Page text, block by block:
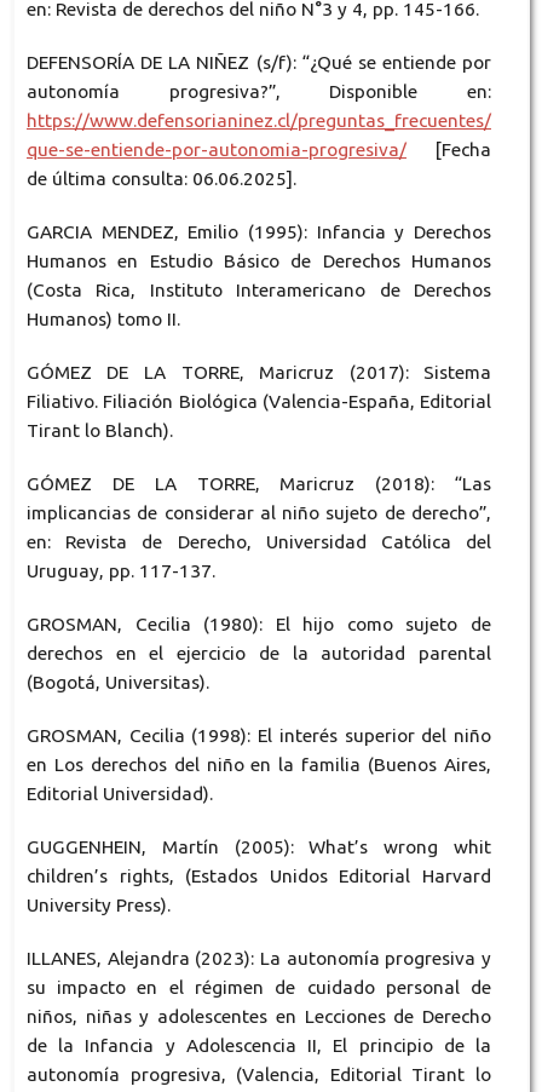
en: Revista de derechos del niño N°3 y 4, pp. 145-166.
DEFENSORÍA DE LA NIÑEZ (s/f): “¿Qué se entiende por
autonomía progresiva?”, Disponible en:
https://www.defensorianinez.cl/preguntas_frecuentes/
que-se-entiende-por-autonomia-progresiva/[Fecha
de última consulta: 06.06.2025].
GARCIA MENDEZ, Emilio (1995): Infancia y Derechos
Humanos en Estudio Básico de Derechos Humanos
(Costa Rica, Instituto Interamericano de Derechos
Humanos) tomo II.
GÓMEZ DE LA TORRE, Maricruz (2017): Sistema
Filiativo. Filiación Biológica (Valencia-España, Editorial
Tirant lo Blanch).
GÓMEZ DE LA TORRE, Maricruz (2018): “Las
implicancias de considerar al niño sujeto de derecho”,
en: Revista de Derecho, Universidad Católica del
Uruguay, pp. 117-137.
GROSMAN, Cecilia (1980): El hijo como sujeto de
derechos en el ejercicio de la autoridad parental
(Bogotá, Universitas).
GROSMAN, Cecilia (1998): El interés superior del niño
en Los derechos del niño en la familia (Buenos Aires,
Editorial Universidad).
GUGGENHEIN, Martín (2005): What’s wrong whit
children’s rights, (Estados Unidos Editorial Harvard
University Press).
ILLANES, Alejandra (2023): La autonomía progresiva y
su impacto en el régimen de cuidado personal de
niños, niñas y adolescentes en Lecciones de Derecho
de la Infancia y Adolescencia II, El principio de la
autonomía progresiva, (Valencia, Editorial Tirant lo